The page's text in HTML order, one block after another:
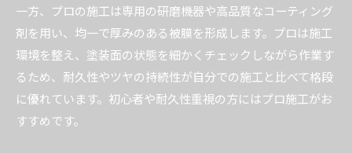
一方、プロの施工は専用の研磨機器や高品質なコーティング
剤を用い、均一で厚みのある被膜を形成します。プロは施工
環境を整え、塗装面の状態を細かくチェックしながら作業す
るため、耐久性やツヤの持続性が自分での施工と比べて格段
に優れています。初心者や耐久性重視の方にはプロ施工がお
すすめです。